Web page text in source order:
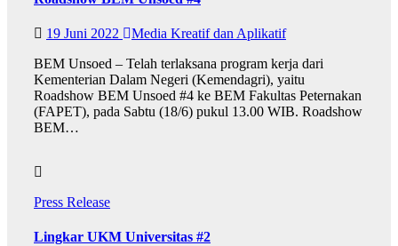
19 Juni 2022
Media Kreatif dan Aplikatif
BEM Unsoed – Telah terlaksana program kerja dari
Kementerian Dalam Negeri (Kemendagri), yaitu
Roadshow BEM Unsoed #4 ke BEM Fakultas Peternakan
(FAPET), pada Sabtu (18/6) pukul 13.00 WIB. Roadshow
BEM…
Press Release
Lingkar UKM Universitas #2